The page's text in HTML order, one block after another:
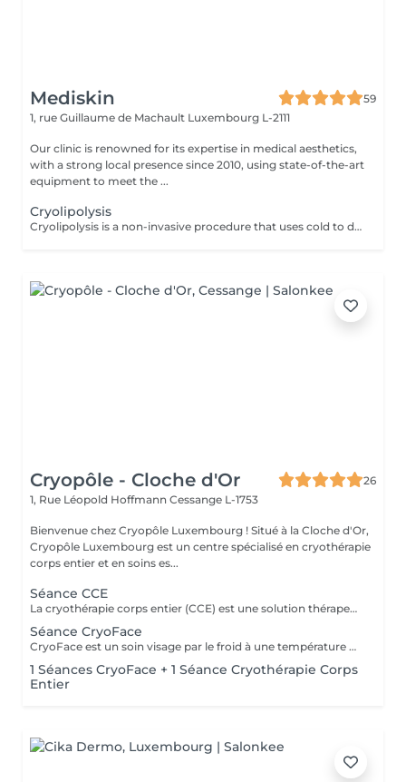
Mediskin
59
1, rue Guillaume de Machault Luxembourg L-2111
Our clinic is renowned for its expertise in medical aesthetics,
with a strong local presence since 2010, using state-of-the-art
equipment to meet the ...
Cryolipolysis
Cryolipolysis is a non-invasive procedure that uses cold to destroy localized fat cells. During the treatment, an applicator cools the fat cells to very low temperatures, causing them to crystallize and be gradually eliminated by the lymphatic system. Advantages: -Reduction of fat deposits resistant to exercise and diets. -Non-invasive procedure without surgery or anesthesia. Adaptability: -Cryolipolysis is suitable for all skin types. Contraindications: -Not recommended for pregnant women. During the first session, we will establish your goals together and determine the most suitable treatment for your skin. For any questions, contact us or book a free consultation appointment
Cryopôle - Cloche d'Or
26
1, Rue Léopold Hoffmann Cessange L-1753
Bienvenue chez Cryopôle Luxembourg ! Situé à la Cloche d'Or,
Cryopôle Luxembourg est un centre spécialisé en cryothérapie
corps entier et en soins es...
Séance CCE
La cryothérapie corps entier (CCE) est une solution thérapeutique non médicamenteuse par le froid. Elle utilise l'action du froid en produisant un effet antalgique et anti-inflammatoire sur tout le corps dans de nombreux domaines : médical, sportif, bien-être et esthétique. Cures de 5, 12, 20, 60 et 100 séances disponibles.
Séance CryoFace
CryoFace est un soin visage par le froid à une température de -78°C sèche et confortable. Cette technique douce et naturelle vient stimuler tous les récepteurs de la peau. Cure de 10 séances disponible.
1 Séances CryoFace + 1 Séance Cryothérapie Corps
Entier